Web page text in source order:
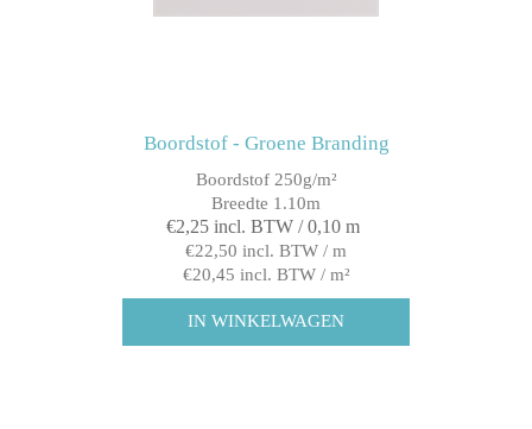
Boordstof - Groene Branding
Boordstof 250g/m²
Breedte 1.10m
€2,25 incl. BTW / 0,10 m
€22,50 incl. BTW / m
€20,45 incl. BTW / m²